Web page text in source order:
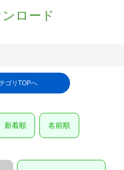
ロード
ゴリTOPへ
新着順 名前順